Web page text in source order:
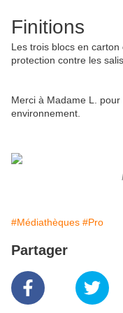
Finitions
Les trois blocs en
protection contre les
Merci à Madame L.
environnement.
#Médiathèques #Pro
Partager